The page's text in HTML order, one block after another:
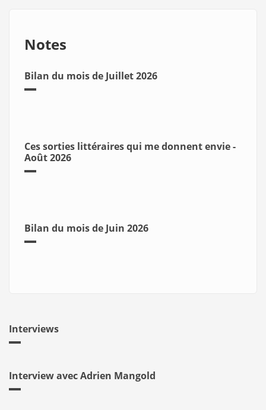
Notes
Bilan du mois de Juillet 2026
Ces sorties littéraires qui me donnent envie -
Août 2026
Bilan du mois de Juin 2026
Interviews
Interview avec Adrien Mangold